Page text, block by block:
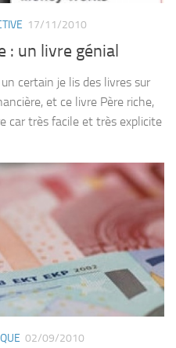
17/11/2010
: un livre génial
certain je lis des livres sur
et ce livre Père riche,
car très facile et très explicite
02/09/2010